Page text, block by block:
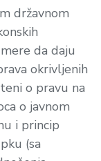
državnom
da daju
okrivljenih
o pravu na
o javnom
i princip
(sa